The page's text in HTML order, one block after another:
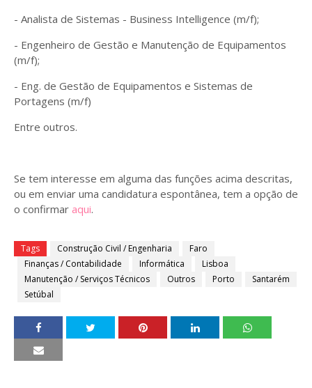
- Analista de Sistemas - Business Intelligence (m/f);
- Engenheiro de Gestão e Manutenção de Equipamentos
(m/f);
- Eng. de Gestão de Equipamentos e Sistemas de
Portagens (m/f)
Entre outros.
Se tem interesse em alguma das funções acima descritas,
ou em enviar uma candidatura espontânea, tem a opção de
o confirmar aqui.
Tags Construção Civil / Engenharia
Faro
Finanças / Contabilidade
Informática
Lisboa
Manutenção / Serviços Técnicos
Outros Porto
Santarém
Setúbal